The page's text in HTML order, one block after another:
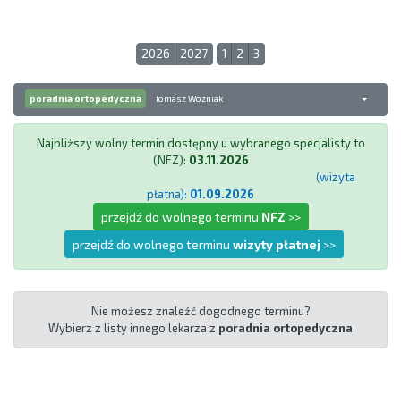
2026 2027 1 2 3
poradnia ortopedyczna Tomasz Woźniak
Najbliższy wolny termin dostępny u wybranego specjalisty to
(NFZ): 03.11.2026
(wizyta
płatna): 01.09.2026
przejdź do wolnego terminu NFZ >>
przejdź do wolnego terminu wizyty płatnej >>
Nie możesz znaleźć dogodnego terminu?
Wybierz z listy innego lekarza z poradnia ortopedyczna